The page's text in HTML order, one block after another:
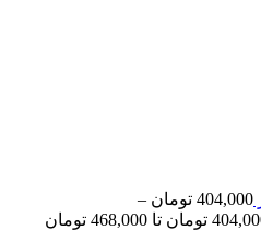
404,000 تومان –